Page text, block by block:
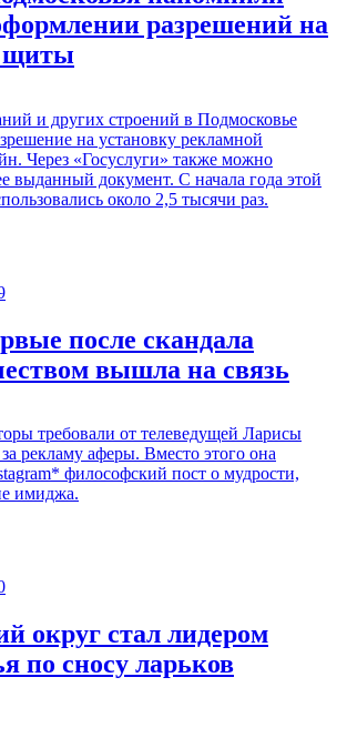
разрешений на
щиты
и других строений в Подмосковье
на установку рекламной
Через «Госуслуги» также можно
выданный документ. С начала года этой
около 2,5 тысячи раз.
после скандала
вышла на связь
требовали от телеведущей Ларисы
за рекламу аферы. Вместо этого она
философский пост о мудрости,
имиджа.
округ стал лидером
по сносу ларьков